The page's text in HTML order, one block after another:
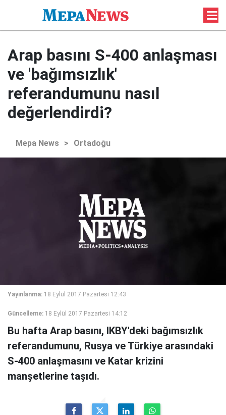
Arap basını S-400 anlaşması
ve 'bağımsızlık'
referandumunu nasıl
değerlendirdi?
Mepa News > Ortadoğu
Yayınlanma: 18 Eylül 2017 Pazartesi 12:43
Güncelleme: 18 Eylül 2017 Pazartesi 14:12
Bu hafta Arap basını, IKBY'deki bağımsızlık
referandumunu, Rusya ve Türkiye arasındaki
S-400 anlaşmasını ve Katar krizini
manşetlerine taşıdı.